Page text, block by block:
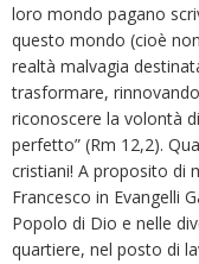
loro mondo pagano
questo mondo (cioè
realtà malvagia
trasformare,
riconoscere la volontà
perfetto” (Rm 12,2).
cristiani! A proposito di
Francesco in Evangelli
Popolo di Dio e nelle
quartiere, nel posto di